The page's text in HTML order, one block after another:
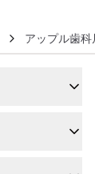
アップル歯科